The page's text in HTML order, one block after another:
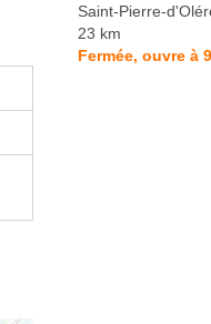
Saint-Pierre-
23 km
Fermée, ouvre à